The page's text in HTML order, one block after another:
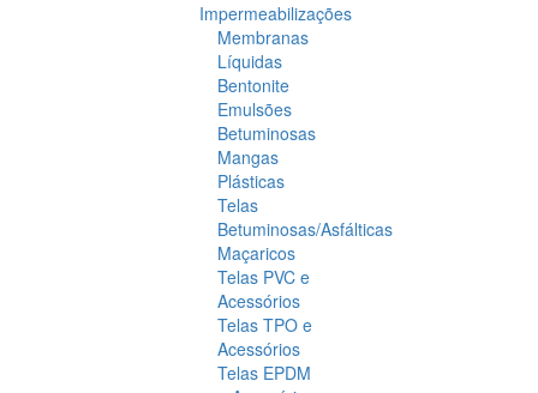
Impermeabilizações
Membranas
Líquidas
Bentonite
Emulsões
Betuminosas
Mangas
Plásticas
Telas
Betuminosas/Asfálticas
Maçaricos
Telas PVC e
Acessórios
Telas TPO e
Acessórios
Telas EPDM